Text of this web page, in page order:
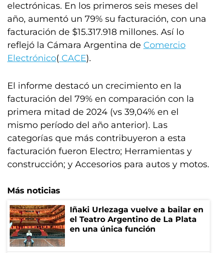
electrónicas. En los primeros seis meses del
año, aumentó un 79% su facturación, con una
facturación de $15.317.918 millones. Así lo
reflejó la Cámara Argentina de Comercio
Electrónico( CACE).
El informe destacó un crecimiento en la
facturación del 79% en comparación con la
primera mitad de 2024 (vs 39,04% en el
mismo período del año anterior). Las
categorías que más contribuyeron a esta
facturación fueron Electro; Herramientas y
construcción; y Accesorios para autos y motos.
Más noticias
Iñaki Urlezaga vuelve a bailar en
el Teatro Argentino de La Plata
en una única función